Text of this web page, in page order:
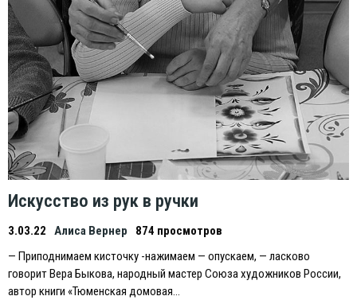
Искусство из рук в ручки
3.03.22 Алиса Вернер
874 просмотров
— Приподнимаем кисточку -нажимаем — опускаем, — ласково
говорит Вера Быкова, народный мастер Союза художников России,
автор книги «Тюменская домовая…